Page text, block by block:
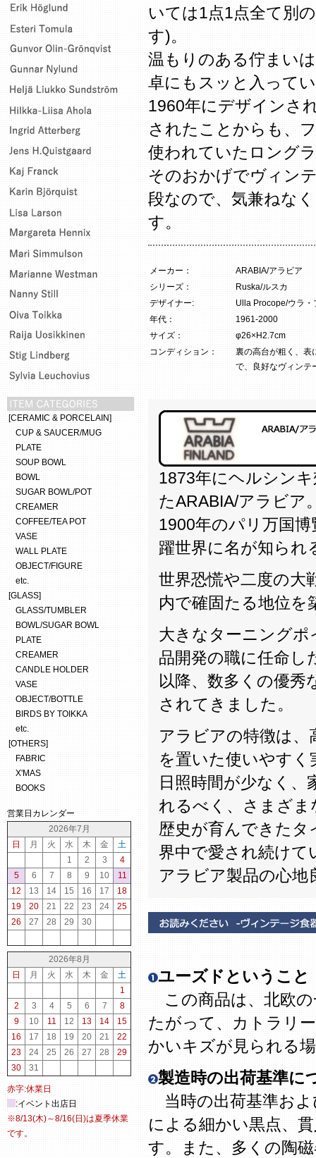
いては1点1点全て別
す)。
温もりのある佇まい
卓にもスッと入って
1960年にデザインさ
されたことからも、
使われていたロング
そのおかげでヴィン
段なので、気兼ねな
す。
メーカー：
ARABIA/アラビア
シリーズ：
Ruska/ルスカ
デザイナー:
Ulla Procope/ウラ・
年代：
1961-2000
サイズ：
φ26×H2.7cm
コンディション：
裏の高台が粗く、表
で、良好なヴィンテ
1873年にヘルシン
たARABIA/アラビア
1900年のパリ万国
躍世界に名が知ら
世界恐慌や二度の大
内で確固たる地位を
大きなターニングポ
品開発の職に任命し
以降、数多くの優
されてきました。
アラビアの特徴は、
を置いた使いやす
日照時間が少なく
れるべく、さまざ
歴史が育んできた
界中で愛され続けて
アラビア製品の心
ユーズドということ
この商品は、北欧の
たがって、カトラリ
かいキズが見られる
製造時の出荷基準に
当時の出荷基準およ
による細かい黒点、
す。また、多くの陶
[CERAMIC & PORCELAIN]
CUP & SAUCER/MUG
PLATE
SOUP BOWL
BOWL
SUGAR BOWL/POT
CREAMER
COFFEE/TEA POT
VASE
WALL PLATE
OBJECT/FIGURE
etc.
[GLASS]
GLASS/TUMBLER
BOWL/SUGAR BOWL
PLATE
CREAMER
CANDLE HOLDER
VASE
OBJECT/BOTTLE
BIRDS BY TOIKKA
etc.
[OTHERS]
FABRIC
X'MAS
BOOKS
営業日カレンダー
2026年7月
日
月 火 水 木 金
土
1
2 3
4
5
6 7 8 9 10
11
12
13 14 15 16 17
18
19
20 21 22 23 24
25
26
27 28 29 30
2026年8月
日
月 火 水 木 金
土
1
2
3 4 5 6 7
8
9
10 11 12 13 14
15
16
17 18 19 20 21
22
23
24 25 26 27 28
29
30
31
赤字:休業日
:イベント出店日
※8/13(木)～8/16(日)は夏季休業
です。